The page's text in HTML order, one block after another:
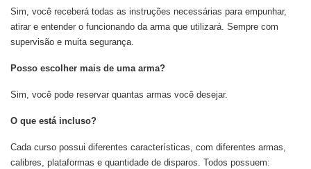
Sim, você receberá todas as instruções necessárias para empunhar,
atirar e entender o funcionando da arma que utilizará. Sempre com
supervisão e muita segurança.
Posso escolher mais de uma arma?
Sim, você pode reservar quantas armas você desejar.
O que está incluso?
Cada curso possui diferentes características, com diferentes armas,
calibres, plataformas e quantidade de disparos. Todos possuem: